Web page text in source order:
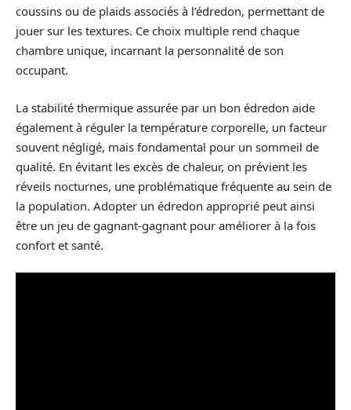
coussins ou de plaids associés à l’édredon, permettant de
jouer sur les textures. Ce choix multiple rend chaque
chambre unique, incarnant la personnalité de son
occupant.
La stabilité thermique assurée par un bon édredon aide
également à réguler la température corporelle, un facteur
souvent négligé, mais fondamental pour un sommeil de
qualité. En évitant les excès de chaleur, on prévient les
réveils nocturnes, une problématique fréquente au sein de
la population. Adopter un édredon approprié peut ainsi
être un jeu de gagnant-gagnant pour améliorer à la fois
confort et santé.